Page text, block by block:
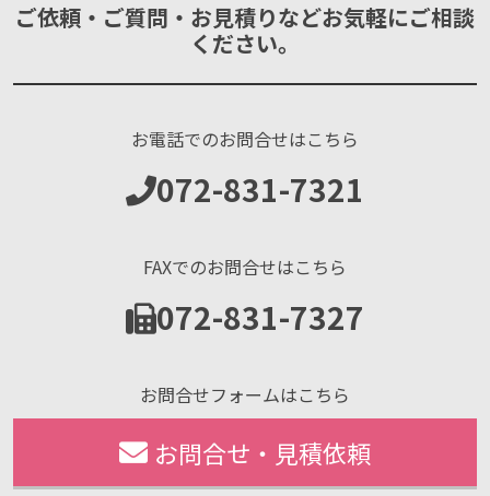
ご依頼・ご質問・お見積りなどお気軽にご相談
ください。
お電話でのお問合せはこちら
072-831-7321
FAXでのお問合せはこちら
072-831-7327
お問合せフォームはこちら
お問合せ・見積依頼